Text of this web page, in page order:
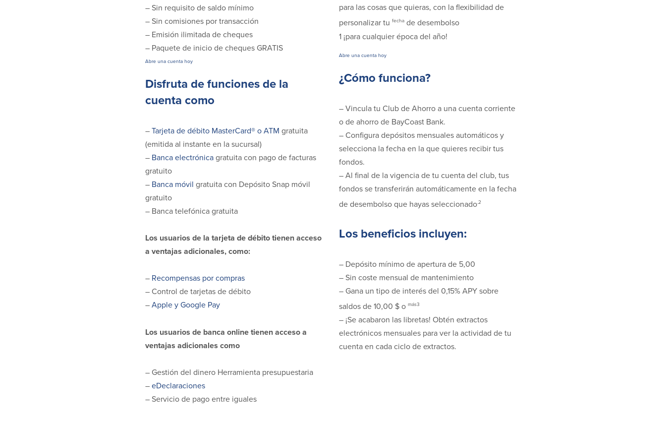
– Sin requisito de saldo mínimo
– Sin comisiones por transacción
– Emisión ilimitada de cheques
– Paquete de inicio de cheques GRATIS
Abre una cuenta hoy
Disfruta de funciones de la
cuenta como
–Tarjeta de débito MasterCard® o ATM gratuita
(emitida al instante en la sucursal)
– Banca electrónicagratuita con pago de facturas
gratuito
– Banca móvil gratuita con Depósito Snap móvil
gratuito
– Banca telefónica gratuita
Los usuarios de la tarjeta de débito tienen acceso
a ventajas adicionales, como:
– Recompensas por compras
– Control de tarjetas de débito
– Apple y Google Pay
Los usuarios de banca online tienen acceso a
ventajas adicionales como
– Gestión del dinero Herramienta presupuestaria
– eDeclaraciones
– Servicio de pago entre iguales
para las cosas que quieras, con la flexibilidad de
personalizar tu fecha de desembolso
1 ¡para cualquier época del año!
Abre una cuenta hoy
¿Cómo funciona?
– Vincula tu Club de Ahorro a una cuenta corriente
o de ahorro de BayCoast Bank.
– Configura depósitos mensuales automáticos y
selecciona la fecha en la que quieres recibir tus
fondos.
– Al final de la vigencia de tu cuenta del club, tus
fondos se transferirán automáticamente en la fecha
de desembolso que hayas seleccionado.2
Los beneficios incluyen:
– Depósito mínimo de apertura de 5,00
– Sin coste mensual de mantenimiento
– Gana un tipo de interés del 0,15% APY sobre
saldos de 10,00 $ o más3
– ¡Se acabaron las libretas! Obtén extractos
electrónicos mensuales para ver la actividad de tu
cuenta en cada ciclo de extractos.